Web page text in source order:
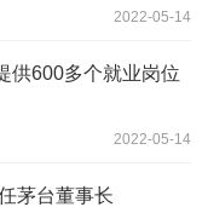
2022-05-14
供600多个就业岗位
2022-05-14
茅台董事长